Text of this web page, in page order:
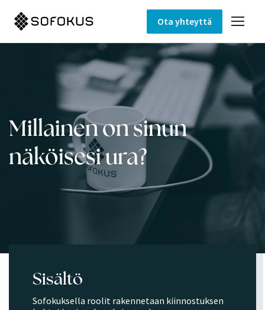
Ota yhteyttä
Millainen on sinun
näköisesi ura?
Sisältö
Sofokuksella roolit rakennetaan kiinnostuksen